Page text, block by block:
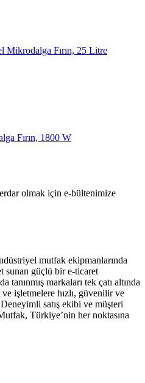
Mikrodalga Fırın, 25 Litre
Fırın, 1800 W
olmak için e-bültenimize
mutfak ekipmanlarında
sunan güçlü bir e-ticaret
tanınmış markaları tek çatı altında
işletmelere hızlı, güvenilir ve
satış ekibi ve müşteri
Türkiye’nin her noktasına